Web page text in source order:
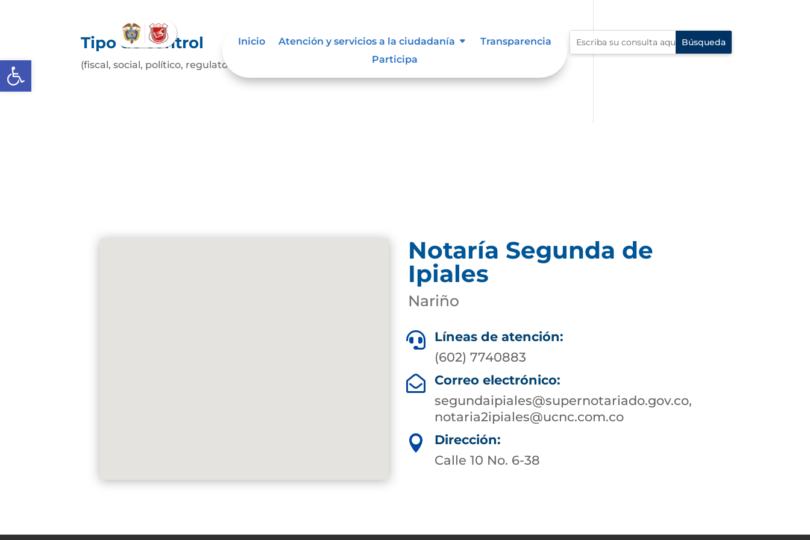
Abrir barra de herramientas
Inicio Atención y servicios a la ciudadanía
Transparencia
Participa
Tipo de control
(fiscal, social, político, regulatorio, etc.)
Notaría Segunda de
Ipiales
Nariño

Líneas de atención:
(602) 7740883

Correo electrónico:
segundaipiales@supernotariado.gov.co,
notaria2ipiales@ucnc.com.co

Dirección:
Calle 10 No. 6-38